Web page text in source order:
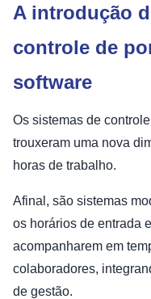
A introdução
controle de
software
Os sistemas de
trouxeram uma nova
horas de trabalho.
Afinal, são sistemas
os horários de entrada
acompanharem em
colaboradores,
de gestão.